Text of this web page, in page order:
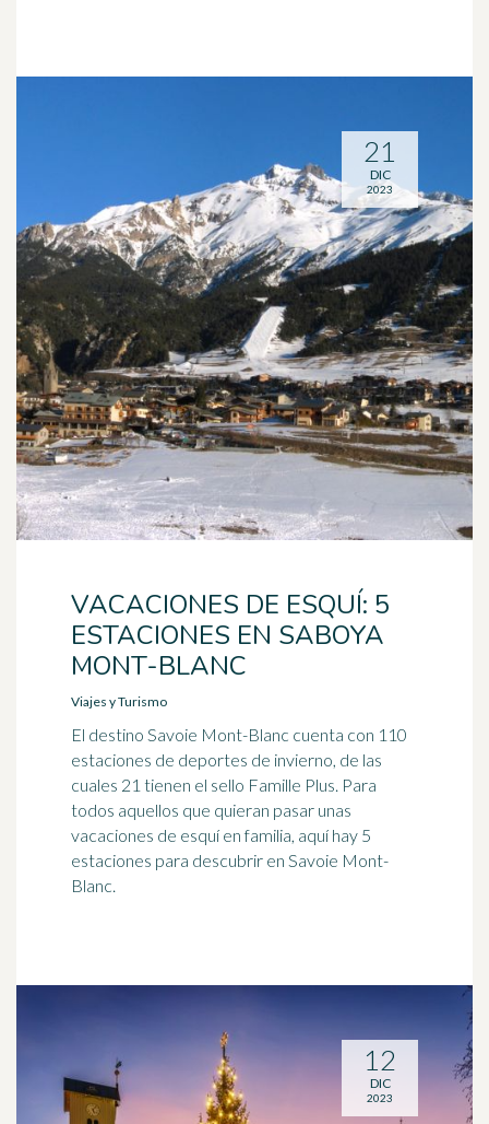
VACACIONES DE ESQUÍ: 5
ESTACIONES EN SABOYA
MONT-BLANC
Viajes y Turismo
El destino Savoie Mont-Blanc cuenta con 110
estaciones de deportes de invierno, de las
cuales 21 tienen el sello Famille Plus. Para
todos aquellos que quieran pasar unas
vacaciones de esquí en familia, aquí hay 5
estaciones para descubrir en Savoie Mont-
Blanc.
21
DIC
2023
12
DIC
2023